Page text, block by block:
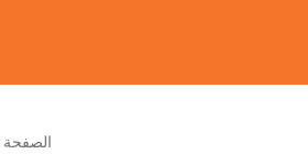
الصفحة